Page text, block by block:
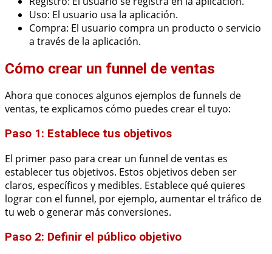
Uso: El usuario usa la aplicación.
Compra: El usuario compra un producto o servicio
a través de la aplicación.
Cómo crear un funnel de ventas
Ahora que conoces algunos ejemplos de funnels de
ventas, te explicamos cómo puedes crear el tuyo:
Paso 1: Establece tus objetivos
El primer paso para crear un funnel de ventas es
establecer tus objetivos. Estos objetivos deben ser
claros, específicos y medibles. Establece qué quieres
lograr con el funnel, por ejemplo, aumentar el tráfico de
tu web o generar más conversiones.
Paso 2: Definir el público objetivo